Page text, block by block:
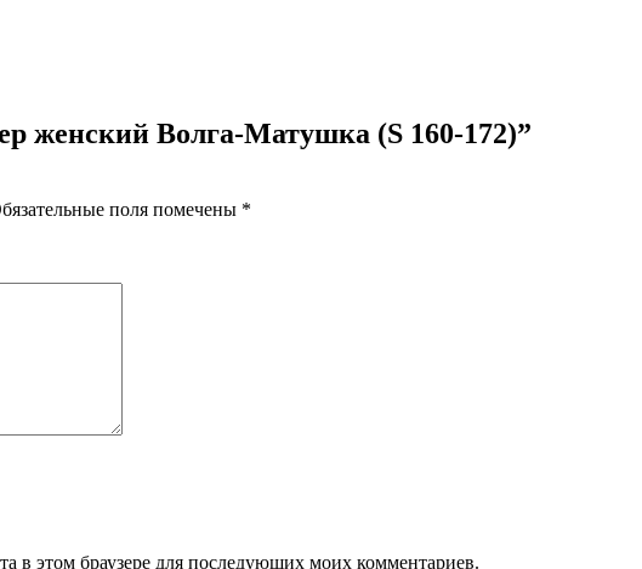
женский Волга-Матушка (S 160-172)”
поля помечены *
в этом браузере для последующих моих комментариев.